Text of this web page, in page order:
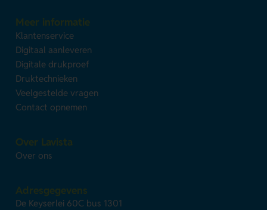
Meer informatie
Klantenservice
Digitaal aanleveren
Digitale drukproef
Druktechnieken
Veelgestelde vragen
Contact opnemen
Over Lavista
Over ons
Adresgegevens
De Keyserlei 60C bus 1301